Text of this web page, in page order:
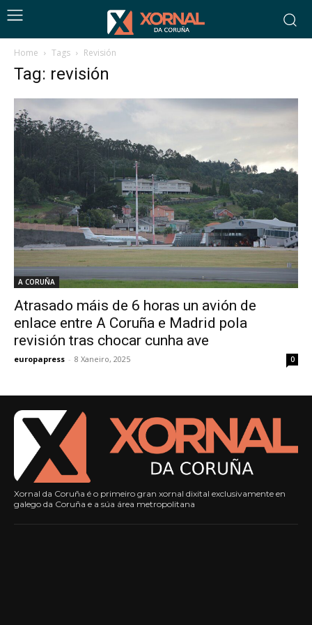
Home Tags Revisión
Tag: revisión
A CORUÑA
Atrasado máis de 6 horas un avión de
enlace entre A Coruña e Madrid pola
revisión tras chocar cunha ave
europapress - 8 Xaneiro, 2025 0
Xornal da Coruña é o primeiro gran xornal dixital exclusivamente en
galego da Coruña e a súa área metropolitana